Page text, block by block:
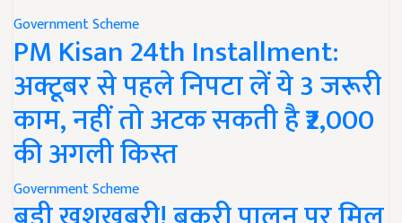
Government Scheme
PM Kisan 24th Installment:
अक्टूबर से पहले निपटा लें ये 3 जरूरी
काम, नहीं तो अटक सकती है ₹2,000
की अगली किस्त
Government Scheme